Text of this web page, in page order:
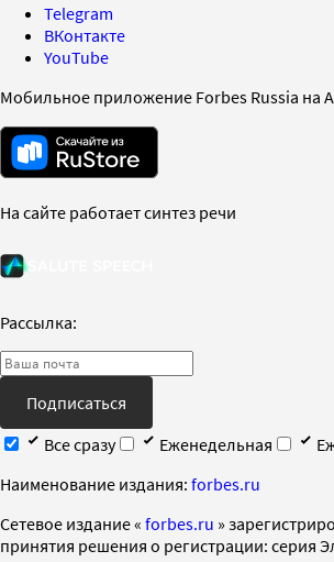
Telegram
ВКонтакте
YouTube
Мобильное приложение Forbes Russia на
На сайте работает синтез речи
Рассылка:
Подписаться
Все сразу
Еженедельная
Наименование издания: forbes.ru
Cетевое издание « forbes.ru »
принятия решения о регистрации: серия